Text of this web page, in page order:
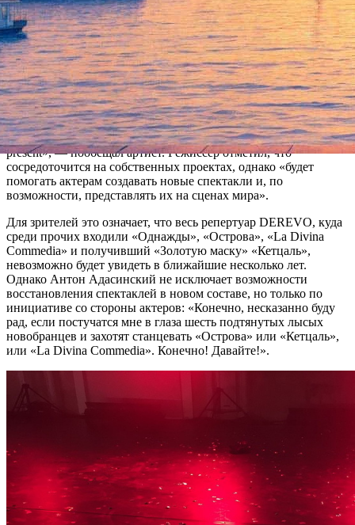
Антон Адасинский, основатель DEREVO, в новогоднем
поздравлении в официальной группе DEREVO в Facebook
объявил, что театр меняет форму существования после
тридцати лет работы.
«18 ноября 2018 года, в Дрездене, я последний раз вышел на
сцену как актёр и режиссёр группы DEREVO. C 2019 года
DEREVO будет работать как «production company», «DEREVO
present», — пообещал артист. Режиссёр отметил, что
сосредоточится на собственных проектах, однако «будет
помогать актерам создавать новые спектакли и, по
возможности, представлять их на сценах мира».
Для зрителей это означает, что весь репертуар DEREVO, куда
среди прочих входили «Однажды», «Острова», «La Divina
Commedia» и получивший «Золотую маску» «Кетцаль»,
невозможно будет увидеть в ближайшие несколько лет.
Однако Антон Адасинский не исключает возможности
восстановления спектаклей в новом составе, но только по
инициативе со стороны актеров: «Конечно, несказанно буду
рад, если постучатся мне в глаза шесть подтянутых лысых
новобранцев и захотят станцевать «Острова» или «Кетцаль»,
или «La Divina Commedia». Конечно! Давайте!».